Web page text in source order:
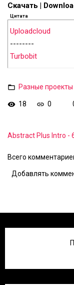
Скачать |
Цитата
Uploadcloud
--------
Turbobit
Разные
18 0
Abstract Plus Intro -
Всего
Добавлять